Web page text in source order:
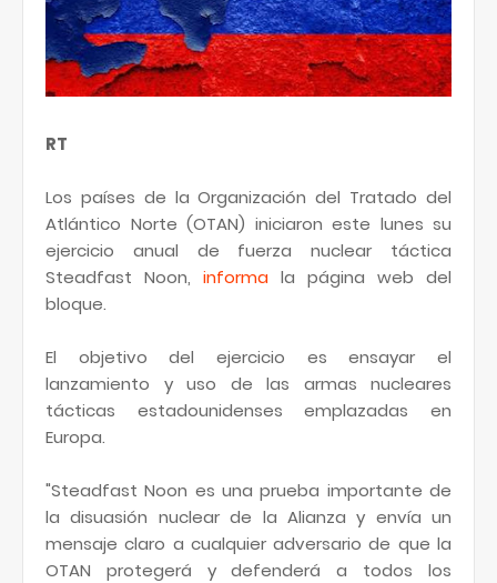
RT
Los países de la Organización del Tratado del
Atlántico Norte (OTAN) iniciaron este lunes su
ejercicio anual de fuerza nuclear táctica
Steadfast Noon, informa la página web del
bloque.
El objetivo del ejercicio es ensayar el
lanzamiento y uso de las armas nucleares
tácticas estadounidenses emplazadas en
Europa.
"Steadfast Noon es una prueba importante de
la disuasión nuclear de la Alianza y envía un
mensaje claro a cualquier adversario de que la
OTAN protegerá y defenderá a todos los